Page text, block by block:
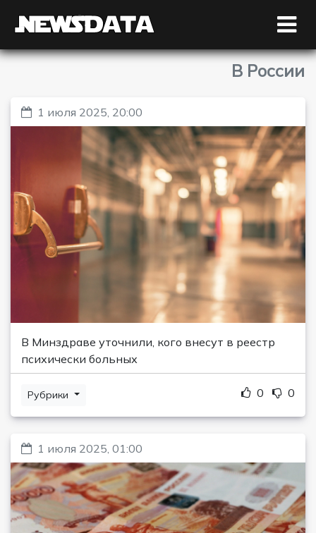
В России
1 июля 2025, 20:00
В Минздраве уточнили, кого внесут в реестр
психически больных
Рубрики 0 0
1 июля 2025, 01:00